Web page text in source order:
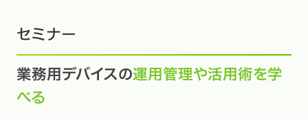
セミナー
業務用デバイスの運用管理や活用術を学
べる